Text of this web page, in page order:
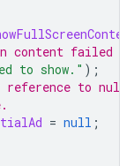
content failed to
to show." );
reference to null
= null ;